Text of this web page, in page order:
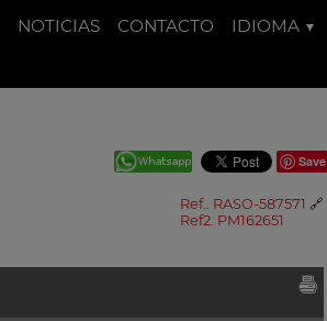
NOTICIAS CONTACTO IDIOMA
Save
Ref.. RASO-587571 🔗
Ref2. PM162651